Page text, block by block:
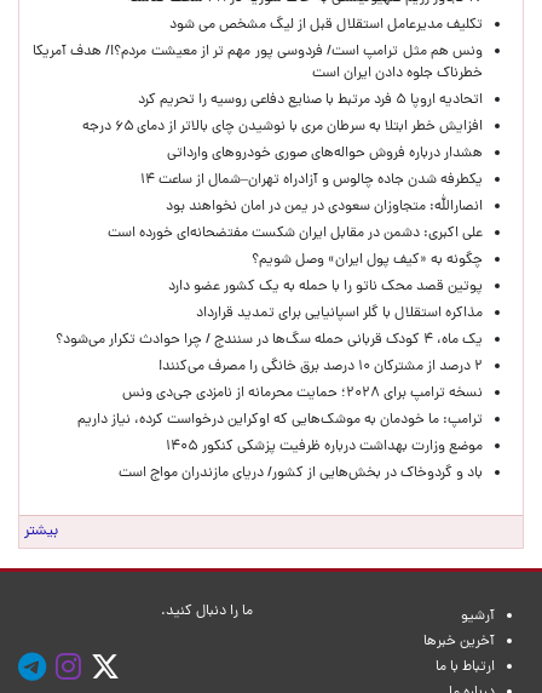
تکلیف مدیرعامل استقلال قبل از لیگ مشخص می شود
ونس هم مثل ترامپ است/ فردوسی پور مهم تر از معیشت مردم؟!/ هدف آمریکا
خطرناک جلوه دادن ایران است
اتحادیه اروپا ۵ فرد مرتبط با صنایع دفاعی روسیه را تحریم کرد
افزایش خطر ابتلا به سرطان مری با نوشیدن چای بالاتر از دمای ۶۵ درجه
هشدار درباره فروش حواله‌های صوری خودروهای وارداتی
یکطرفه شدن جاده چالوس و آزادراه تهران–شمال از ساعت ۱۴
انصارالله: متجاوزان سعودی در یمن در امان نخواهند بود
علی اکبری: دشمن در مقابل ایران شکست مفتضحانه‌ای خورده است
چگونه به «کیف پول ایران» وصل شویم؟
پوتین قصد محک ناتو را با حمله به یک کشور عضو دارد
مذاکره استقلال با گلر اسپانیایی برای تمدید قرارداد
یک ماه، ۴ کودک قربانی حمله سگ‌ها در سنندج / چرا حوادث تکرار می‌شود؟
۲ درصد از مشترکان ۱۰ درصد برق خانگی را مصرف می‌کنند!
نسخه ترامپ برای ۲۰۲۸؛ حمایت محرمانه از نامزدی جی‌دی ونس
ترامپ: ما خودمان به موشک‌هایی که اوکراین درخواست کرده، نیاز داریم
موضع وزارت بهداشت درباره ظرفیت پزشکی کنکور ۱۴۰۵
باد و گردوخاک در بخش‌هایی از کشور/ دریای مازندران مواج است
بیشتر
آرشیو
آخرین خبرها
ارتباط با ما
ما را دنبال کنید.